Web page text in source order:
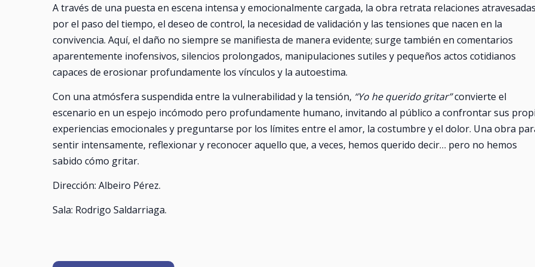
A través de una puesta en escena intensa y emocionalmente cargada, la obra retrata relaciones atravesadas
por el paso del tiempo, el deseo de control, la necesidad de validación y las tensiones que nacen en la
convivencia. Aquí, el daño no siempre se manifiesta de manera evidente; surge también en comentarios
aparentemente inofensivos, silencios prolongados, manipulaciones sutiles y pequeños actos cotidianos
capaces de erosionar profundamente los vínculos y la autoestima.
Con una atmósfera suspendida entre la vulnerabilidad y la tensión, “Yo he querido gritar”convierte el
escenario en un espejo incómodo pero profundamente humano, invitando al público a confrontar sus
experiencias emocionales y preguntarse por los límites entre el amor, la costumbre y el dolor. Una obra
sentir intensamente, reflexionar y reconocer aquello que, a veces, hemos querido decir… pero no hemos
sabido cómo gritar.
Dirección: Albeiro Pérez.
Sala: Rodrigo Saldarriaga.